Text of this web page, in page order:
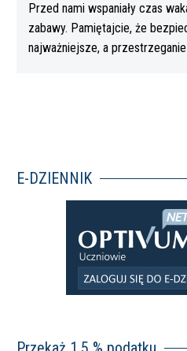
Przed nami wspaniały czas
zabawy. Pamiętajcie, że
najważniejsze, a
E-DZIENNIK